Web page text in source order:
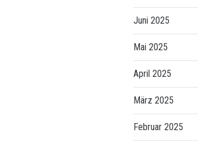
Juni 2025
Mai 2025
April 2025
März 2025
Februar 2025